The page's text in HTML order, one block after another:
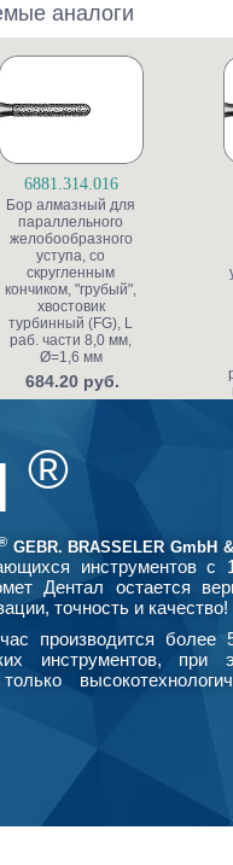
аналоги
6881.314.016
Бор алмазный для
параллельного
желобообразного
уступа, со
скругленным
кончиком, "грубый",
хвостовик
турбинный (FG), L
раб. части 8,0 мм,
Ø=1,6 мм
684.20 руб.
®
GEBR. BRASSELER GmbH
инструментов с
Дентал остается
точность и качество!
производится более
инструментов, при